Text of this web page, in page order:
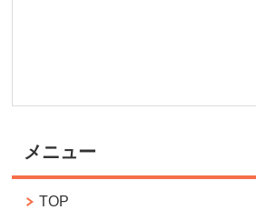
メニュー
TOP